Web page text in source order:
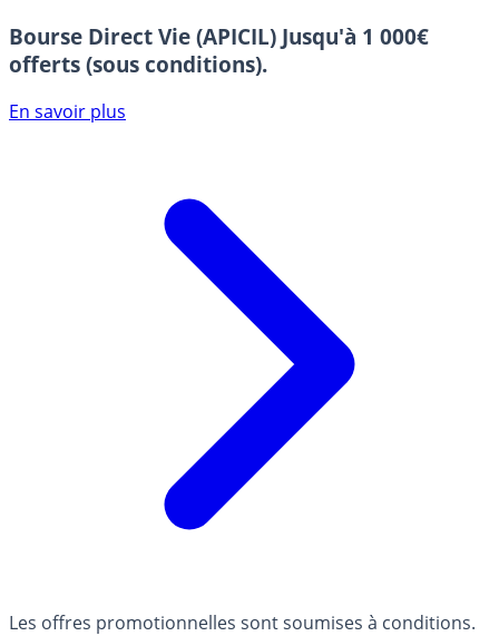
Bourse Direct Vie (APICIL) Jusqu'à 1 000€
offerts (sous conditions).
En savoir plus
Les offres promotionnelles sont soumises à conditions.